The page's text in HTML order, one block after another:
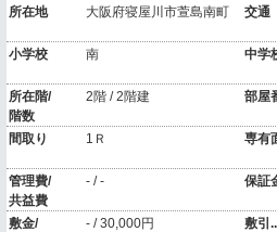
所在地 大阪府寝屋川市萱島南町 交通
小学校
南 中学
所在階/
階数
2階 / 2階建 部屋
間取り 1Ｒ 専有
管理費/
共益費
- / - 保証
敷金/ - / 30,000円 敷引